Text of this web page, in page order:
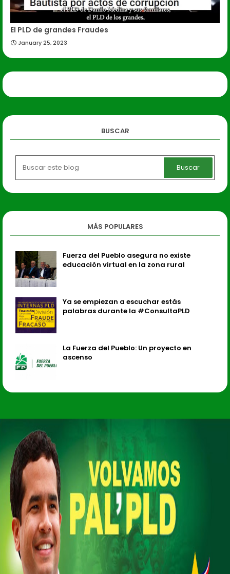
El PLD de grandes Fraudes
January 25, 2023
BUSCAR
MÁS POPULARES
Fuerza del Pueblo asegura no existe
educación virtual en la zona rural
Ya se empiezan a escuchar estás
palabras durante la #ConsultaPLD
La Fuerza del Pueblo: Un proyecto en
ascenso